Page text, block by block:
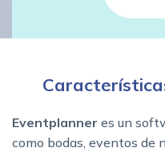
Eventplanner es un
como bodas, eventos de